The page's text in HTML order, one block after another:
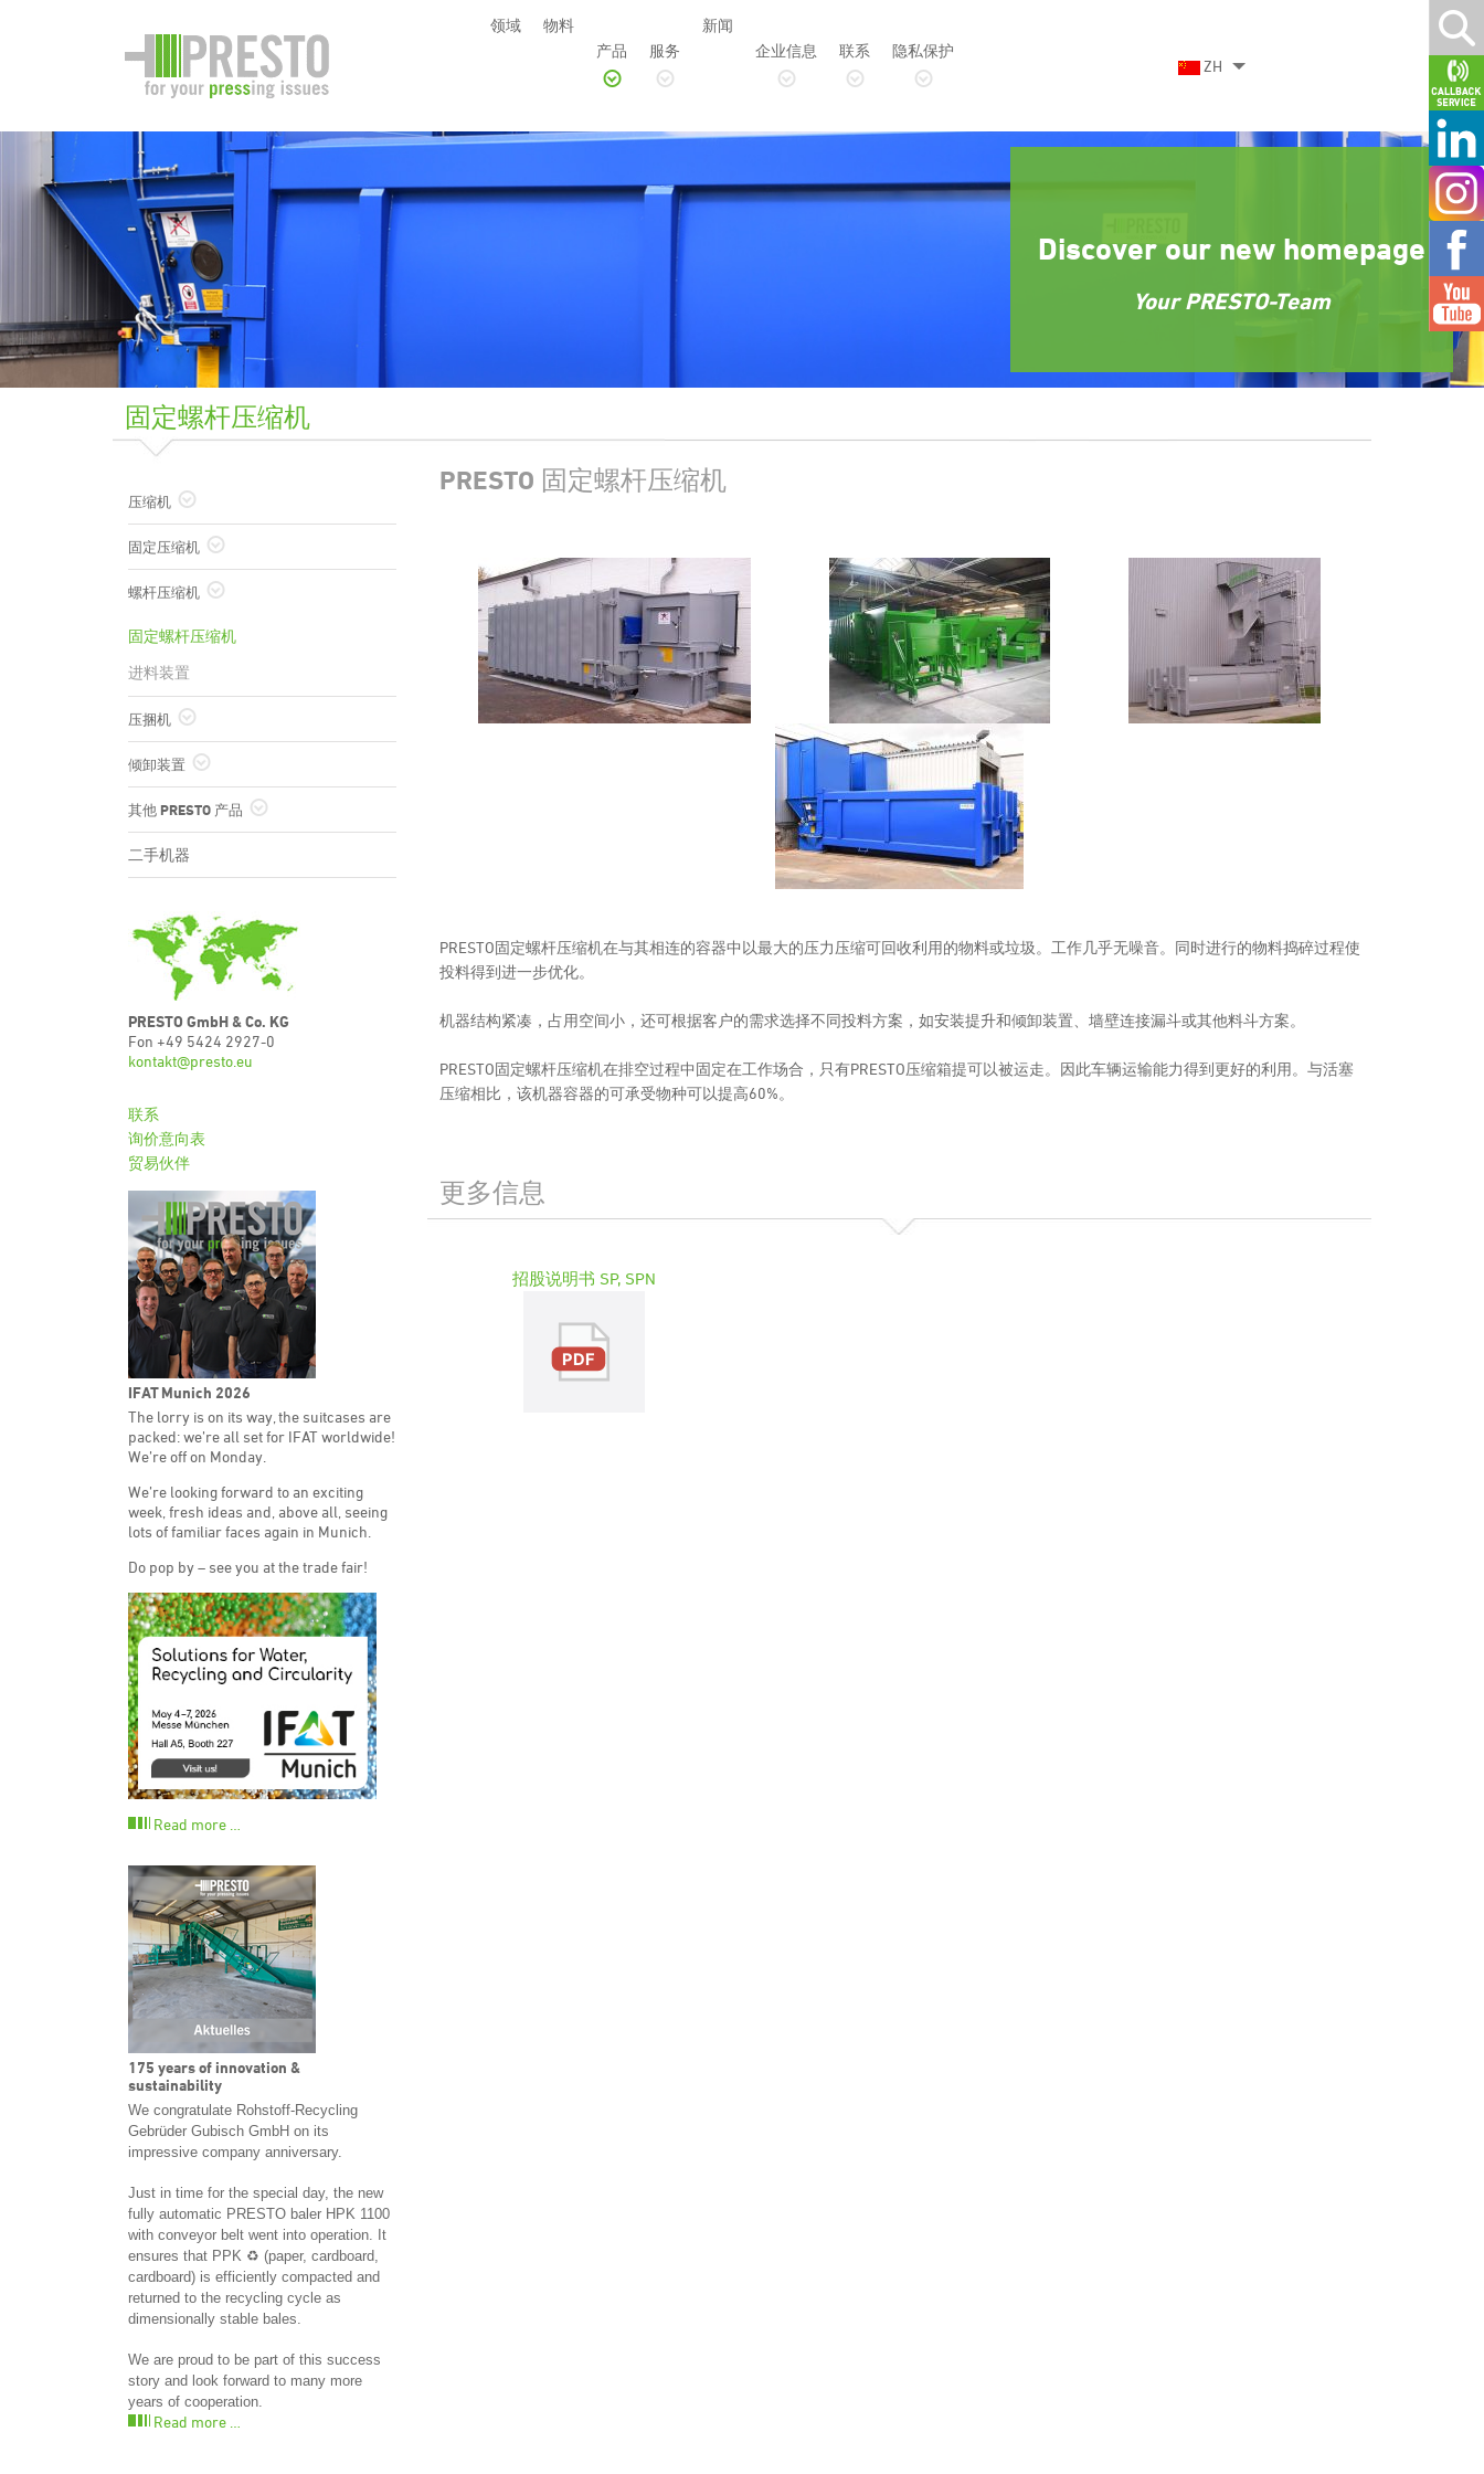
领域
物料
产品
服务
新闻
企业信息
联系
隐私保护
ZH
Discover our new homepage
Your PRESTO-Team
固定螺杆压缩机
PRESTO 固定螺杆压缩机
PRESTO固定螺杆压缩机在与其相连的容器中以最大的压力压缩可回收利用的物料或垃圾。工作几乎无噪音。同时进行的物料捣碎过程使
投料得到进一步优化。
机器结构紧凑，占用空间小，还可根据客户的需求选择不同投料方案，如安装提升和倾卸装置、墙壁连接漏斗或其他料斗方案。
PRESTO固定螺杆压缩机在排空过程中固定在工作场合，只有PRESTO压缩箱提可以被运走。因此车辆运输能力得到更好的利用。与活塞
压缩相比，该机器容器的可承受物种可以提高60%。
更多信息
招股说明书 SP, SPN
压缩机
自动压缩机
潮湿垃圾压缩机
固定压缩机
固定压缩设备
螺杆压缩机
固定螺杆压缩机
进料装置
压捆机
管道式打包机 CC 紧凑型系列
管道式打包机 HPK 大型系列
倾卸装置
提升倾卸装置 (HKV)
其他 PRESTO 产品
PET 打孔器
碎纸机
发泡胶物料压缩机 (EPS)
木托盘压缩机
钻粉与金属屑压缩机
电子废料压缩机
二手机器
PRESTO GmbH & Co. KG
Fon +49 5424 2927-0
kontakt@presto.eu
联系
询价意向表
贸易伙伴
IFAT Munich 2026
The lorry is on its way, the suitcases are
packed: we’re all set for IFAT worldwide!
We’re off on Monday.
We’re looking forward to an exciting
week, fresh ideas and, above all, seeing
lots of familiar faces again in Munich.
Do pop by – see you at the trade fair!
Read more …
175 years of innovation &
sustainability
We congratulate Rohstoff-Recycling
Gebrüder Gubisch GmbH on its
impressive company anniversary.
Just in time for the special day, the new
fully automatic PRESTO baler HPK 1100
with conveyor belt went into operation. It
ensures that PPK ♻️ (paper, cardboard,
cardboard) is efficiently compacted and
returned to the recycling cycle as
dimensionally stable bales.
We are proud to be part of this success
story and look forward to many more
years of cooperation.
Read more …